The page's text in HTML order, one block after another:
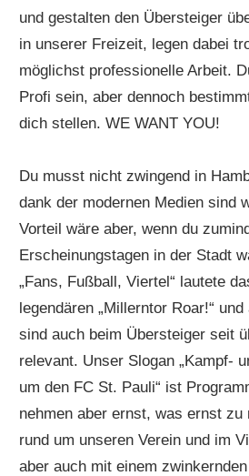
und gestalten den Übersteiger
in unserer Freizeit, legen dabei
möglichst professionelle Arbeit.
Profi sein, aber dennoch
dich stellen. WE WANT YOU!
Du musst nicht zwingend in
dank der modernen Medien sind
Vorteil wäre aber, wenn du
Erscheinungstagen in der Stadt
„Fans, Fußball, Viertel“ lautete
legendären „Millerntor Roar!“
sind auch beim Übersteiger seit
relevant. Unser Slogan „Kampf-
um den FC St. Pauli“ ist
nehmen aber ernst, was ernst zu
rund um unseren Verein und im
aber auch mit einem